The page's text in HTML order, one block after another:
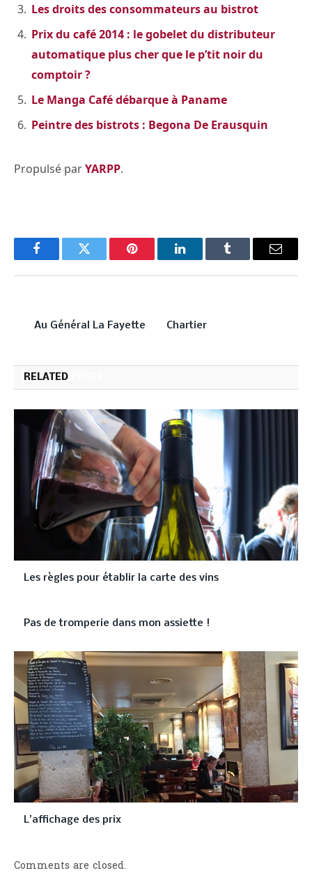
Les droits des consommateurs au bistrot
Prix du café 2014 : le gobelet du distributeur
automatique plus cher que le p’tit noir du
comptoir ?
Le Manga Café débarque à Paname
Peintre des bistrots : Begona De Erausquin
Propulsé parYARPP.
FacebookTwitter Pinterest LinkedInTumblr Email
Au Général La Fayette
Chartier
RELATED
Les règles pour établir la carte des vins
Pas de tromperie dans mon assiette !
L’affichage des prix
Comments are closed.